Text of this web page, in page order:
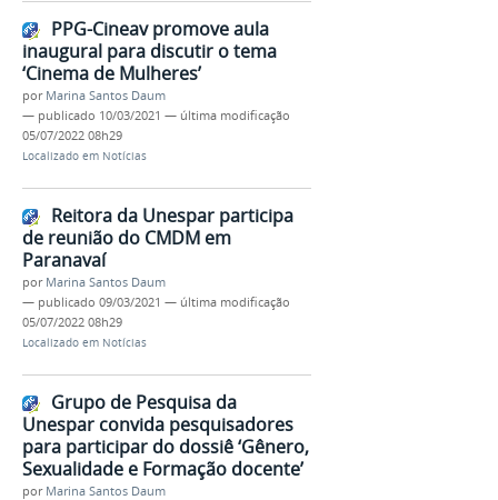
PPG-Cineav promove aula
inaugural para discutir o tema
‘Cinema de Mulheres’
por Marina Santos Daum
— publicado 10/03/2021 — última modificação
05/07/2022 08h29
Localizado em Notícias
Reitora da Unespar participa
de reunião do CMDM em
Paranavaí
por Marina Santos Daum
— publicado 09/03/2021 — última modificação
05/07/2022 08h29
Localizado em Notícias
Grupo de Pesquisa da
Unespar convida pesquisadores
para participar do dossiê ‘Gênero,
Sexualidade e Formação docente’
por Marina Santos Daum